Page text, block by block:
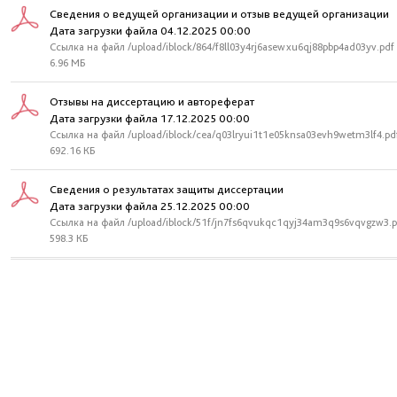
Сведения о ведущей организации и отзыв ведущей организации
Дата загрузки файла 04.12.2025 00:00
Ссылка на файл /upload/iblock/864/f8ll03y4rj6asewxu6qj88pbp4ad03yv.pdf
6.96 МБ
Отзывы на диссертацию и автореферат
Дата загрузки файла 17.12.2025 00:00
Ссылка на файл /upload/iblock/cea/
692.16 КБ
Сведения о результатах защиты диссертации
Дата загрузки файла 25.12.2025 00:00
Ссылка на файл /upload/iblock/51f/
598.3 КБ